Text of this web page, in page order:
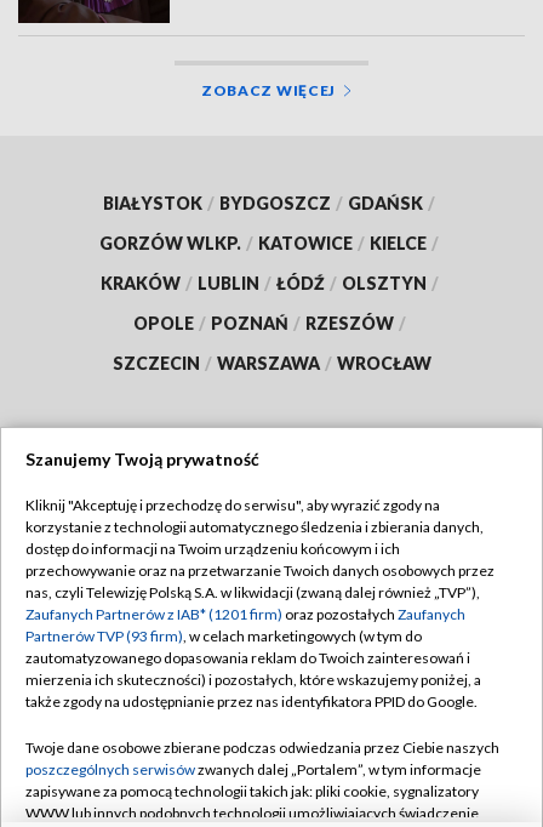
ZOBACZ WIĘCEJ
BIAŁYSTOK / BYDGOSZCZ / GDAŃSK /
GORZÓW WLKP. / KATOWICE / KIELCE /
KRAKÓW / LUBLIN / ŁÓDŹ / OLSZTYN /
OPOLE / POZNAŃ / RZESZÓW /
SZCZECIN / WARSZAWA / WROCŁAW
TVP
Abonament TVP
Emisja w TVP
Centrum informacji TVP
Naziemna Telewizja Cyfrowa
Rada Programowa
System NOS
Regulamin TVP
Polityka prywatności
Moje zgody
Pomoc
Kontakt
Szanujemy Twoją prywatność
Kliknij "Akceptuję i przechodzę do serwisu", aby wyrazić zgody na
korzystanie z technologii automatycznego śledzenia i zbierania danych,
dostęp do informacji na Twoim urządzeniu końcowym i ich
przechowywanie oraz na przetwarzanie Twoich danych osobowych przez
nas, czyli Telewizję Polską S.A. w likwidacji (zwaną dalej również „TVP”),
Zaufanych Partnerów z IAB* (1201 firm) oraz pozostałych Zaufanych
Partnerów TVP (93 firm), w celach marketingowych (w tym do
zautomatyzowanego dopasowania reklam do Twoich zainteresowań i
mierzenia ich skuteczności) i pozostałych, które wskazujemy poniżej, a
także zgody na udostępnianie przez nas identyfikatora PPID do Google.
Twoje dane osobowe zbierane podczas odwiedzania przez Ciebie naszych
poszczególnych serwisówzwanych dalej „Portalem”, w tym informacje
zapisywane za pomocą technologii takich jak: pliki cookie, sygnalizatory
WWW lub innych podobnych technologii umożliwiających świadczenie